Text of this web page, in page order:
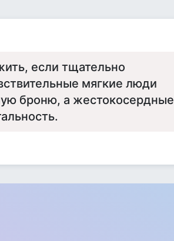
если тщательно
мягкие люди
броню, а жестокосердные